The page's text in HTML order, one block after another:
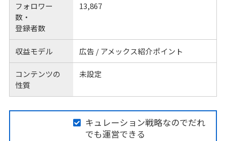
フォロワー
数・
登録者数
13,867
収益モデル 広告 / アメックス紹介ポイント
コンテンツの
性質
未設定
キュレーション戦略なのでだれ
でも運営できる